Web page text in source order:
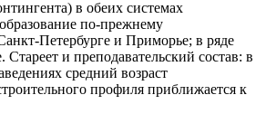
в обеих системах
по-прежнему
Петербурге и Приморье; в ряде
Стареет и преподавательский состав: в
средний возраст
профиля приближается к